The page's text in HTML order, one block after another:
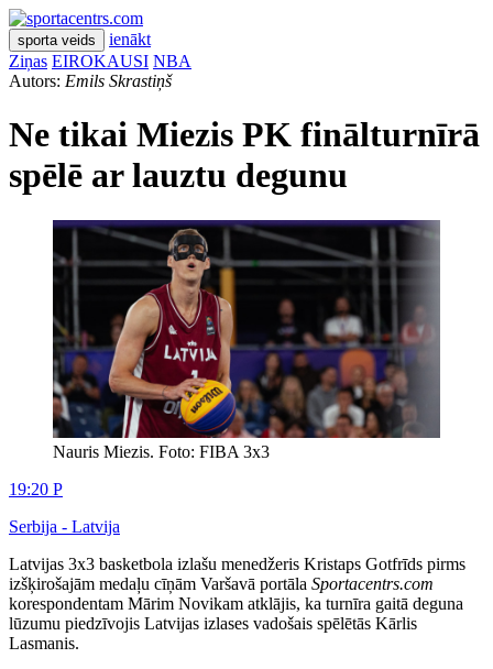
sporta veids
ienākt
Ziņas EIROKAUSI NBA
Autors: Emils Skrastiņš
Ne tikai Miezis PK finālturnīrā
spēlē ar lauztu degunu
Nauris Miezis. Foto: FIBA 3x3
19:20 P
Serbija - Latvija
Latvijas 3x3 basketbola izlašu menedžeris Kristaps Gotfrīds pirms
izšķirošajām medaļu cīņām Varšavā portāla Sportacentrs.com
korespondentam Mārim Novikam atklājis, ka turnīra gaitā deguna
lūzumu piedzīvojis Latvijas izlases vadošais spēlētās Kārlis
Lasmanis.